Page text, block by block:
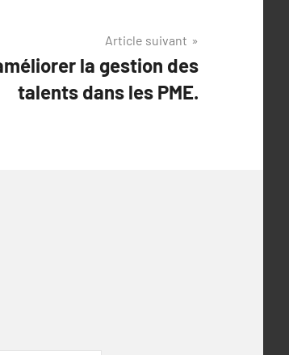
Article suivant
la gestion des
talents dans les PME.